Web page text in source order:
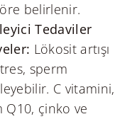
belirlenir.
Tedaviler
Lökosit artışı
sperm
C vitamini,
Q10, çinko ve